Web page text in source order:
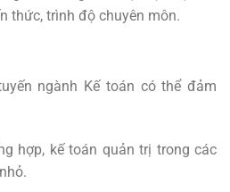
thức, trình độ chuyên môn.
ngành Kế toán có thể đảm
hợp, kế toán quản trị trong các